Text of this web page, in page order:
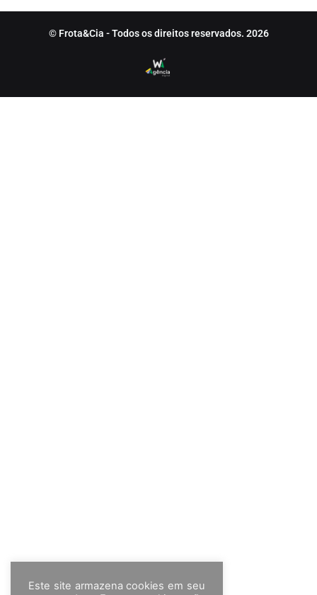
© Frota&Cia - Todos os direitos reservados. 2026
Este site armazena cookies em seu